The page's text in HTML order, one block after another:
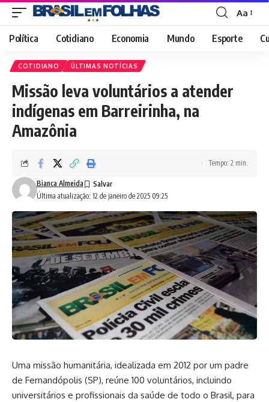
Font
Resizer
Aa
Política Cotidiano Economia Mundo Esporte
COTIDIANO ÚLTIMAS NOTÍCIAS
Missão leva voluntários a atender
indígenas em Barreirinha, na
Amazônia
Última atualização: 12 de janeiro de 2025 09:25
Bianca Almeida
Tempo: 2 min.
Uma missão humanitária, idealizada em 2012 por um padre
de Fernandópolis (SP), reúne 100 voluntários, incluindo
universitários e profissionais da saúde de todo o Brasil, para